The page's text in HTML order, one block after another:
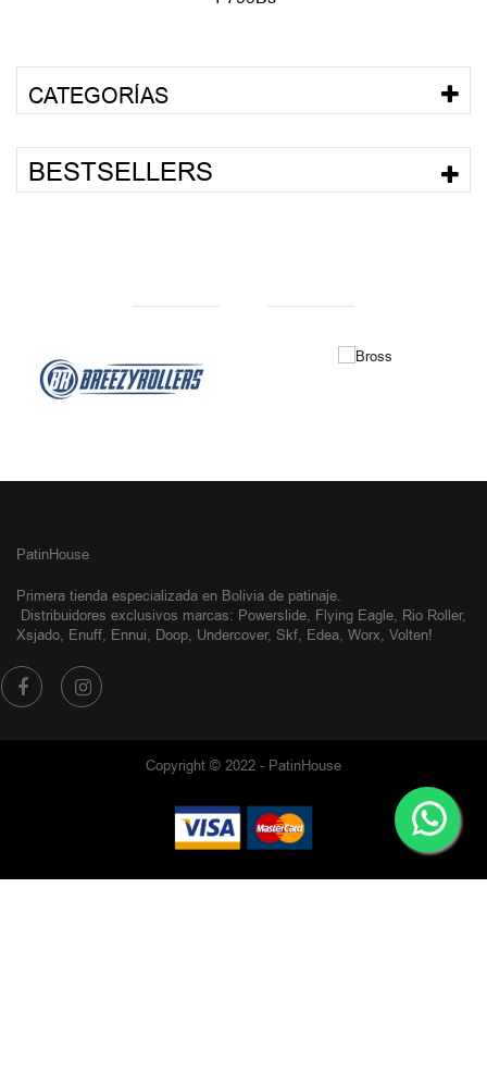
CATEGORÍAS
BESTSELLERS
PatinHouse
Primera tienda especializada en Bolivia de patinaje.
Distribuidores exclusivos marcas: Powerslide, Flying Eagle, Rio Roller,
Xsjado, Enuff, Ennui, Doop, Undercover, Skf, Edea, Worx, Volten!
Copyright © 2022 - PatinHouse